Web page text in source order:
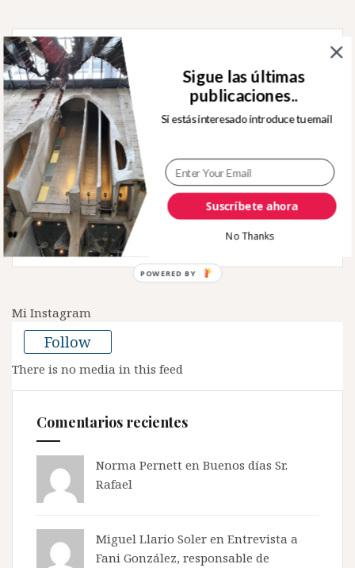
Buscar:
Sígueme en Twitter
Tweets by rafjuan
Mi Instagram
Follow
There is no media in this feed
Comentarios recientes
Norma Pernett en Buenos días Sr.
Rafael
Miguel Llario Soler en Entrevista a
Fani González, responsable de
Suscríbete ahora
Sigue las últimas
publicaciones..
Si estás interesado introduce tu email
No Thanks
POWERED